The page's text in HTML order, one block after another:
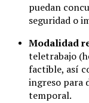
puedan
seguridad o
Modalidad
teletrabajo
factible, así
ingreso para
temporal.